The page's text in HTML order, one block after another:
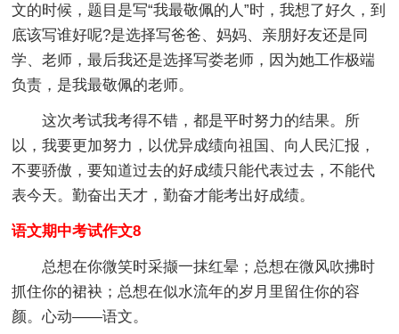
文的时候，题目是写“我最敬佩的人”时，我想了好久，到
底该写谁好呢?是选择写爸爸、妈妈、亲朋好友还是同
学、老师，最后我还是选择写娄老师，因为她工作极端
负责，是我最敬佩的老师。
这次考试我考得不错，都是平时努力的结果。所
以，我要更加努力，以优异成绩向祖国、向人民汇报，
不要骄傲，要知道过去的好成绩只能代表过去，不能代
表今天。勤奋出天才，勤奋才能考出好成绩。
语文期中考试作文8
总想在你微笑时采撷一抹红晕；总想在微风吹拂时
抓住你的裙袂；总想在似水流年的岁月里留住你的容
颜。心动——语文。